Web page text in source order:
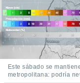
únicos
similares
como
este sitio
Este sábado se
metropolitana: podría